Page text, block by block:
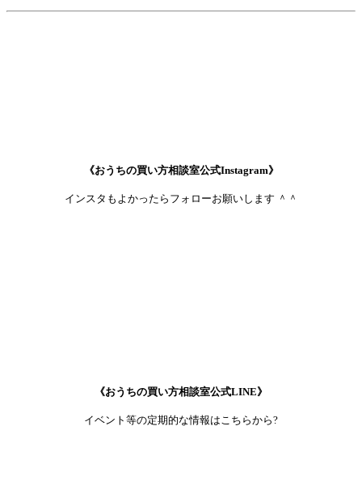
《おうちの買い方相談室公式Instagram》
インスタもよかったらフォローお願いします ＾＾
《おうちの買い方相談室公式LINE》
イベント等の定期的な情報はこちらから?